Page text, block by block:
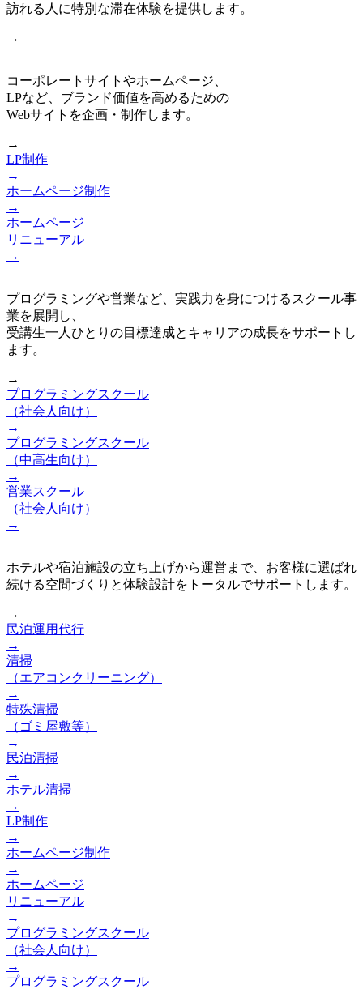
訪れる人に特別な滞在体験を提供します。
→
コーポレートサイトやホームページ、
LPなど、ブランド価値を高めるための
Webサイトを企画・制作します。
→
LP制作
→
ホームページ制作
→
ホームページ
リニューアル
→
プログラミングや営業など、実践力を身につけるスクール事
業を展開し、
受講生一人ひとりの目標達成とキャリアの成長をサポートし
ます。
→
プログラミングスクール
（社会人向け）
→
プログラミングスクール
（中高生向け）
→
営業スクール
（社会人向け）
→
ホテルや宿泊施設の立ち上げから運営まで、お客様に選ばれ
続ける空間づくりと体験設計をトータルでサポートします。
→
民泊運用代行
→
清掃
（エアコンクリーニング）
→
特殊清掃
（ゴミ屋敷等）
→
民泊清掃
→
ホテル清掃
→
LP制作
→
ホームページ制作
→
ホームページ
リニューアル
→
プログラミングスクール
（社会人向け）
→
プログラミングスクール